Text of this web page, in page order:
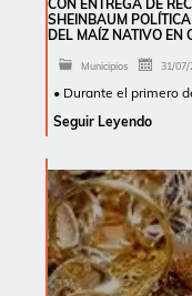
CON ENTREGA DE
SHEINBAUM
DEL MAÍZ NATIVO EN
Municipios 31/07/
• Durante el primero
Seguir Leyendo